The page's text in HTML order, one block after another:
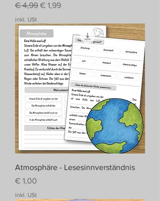
Standardpreis
€ 4,99 Sale-Preis
€ 1,99
inkl. USt
Atmosphäre - Lesesinnverständnis
Preis
€ 1,00
inkl. USt